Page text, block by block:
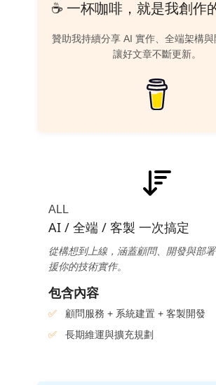
☕ 一杯咖啡，就是我創作
贊助我持續分享 AI 實作、全端架構與
讓好文章不斷更新。
ALL
AI / 全端 / 客製 一次搞定
從構想到上線，涵蓋顧問、開發與部
援你的技術實作。
包含內容
顧問服務 + 系統建置 + 客製開發
長期維運與擴充規劃